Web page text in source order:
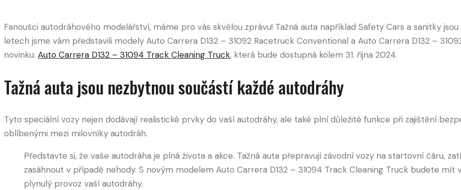
Fanoušci autodráhového modelářství, máme pro vás skvělou zprávu! Tažná auta například Safety Cars a sanitky
letech jsme vám představili modely Auto Carrera D132 – 31092 Racetruck Conventional a Auto Carrera D132 –
novinku: Auto Carrera D132 – 31094 Track Cleaning Truck, která bude dostupná kolem 31. října 2024.
Tažná auta jsou nezbytnou součástí každé autodráhy
Tyto speciální vozy nejen dodávají realistické prvky do vaší autodráhy, ale také plní důležité funkce při zajištění
oblíbenými mezi milovníky autodráh.
Představte si, že vaše autodráha je plná života a akce. Tažná auta přepravují závodní vozy na startovní čáru,
zasáhnout v případě nehody. S novým modelem Auto Carrera D132 – 31094 Track Cleaning Truck budete
plynulý provoz vaší autodráhy.